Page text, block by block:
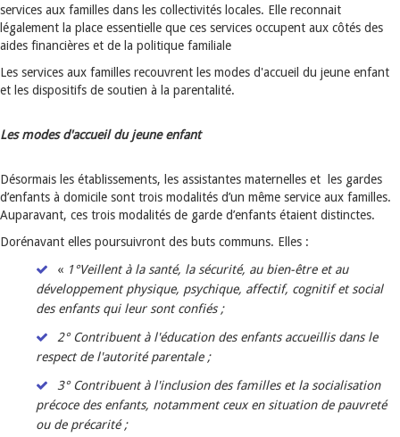
services aux familles dans les collectivités locales. Elle reconnait
légalement la place essentielle que ces services occupent aux côtés des
aides financières et de la politique familiale
Les services aux familles recouvrent les modes d'accueil du jeune enfant
et les dispositifs de soutien à la parentalité.
Les modes d'accueil du jeune enfant
Désormais les établissements, les assistantes maternelles et les gardes
d’enfants à domicile sont trois modalités d’un même service aux familles.
Auparavant, ces trois modalités de garde d’enfants étaient distinctes.
Dorénavant elles poursuivront des buts communs. Elles :
« 1°Veillent à la santé, la sécurité, au bien-être et au
développement physique, psychique, affectif, cognitif et social
des enfants qui leur sont confiés ;
2° Contribuent à l'éducation des enfants accueillis dans le
respect de l'autorité parentale ;
3° Contribuent à l'inclusion des familles et la socialisation
précoce des enfants, notamment ceux en situation de pauvreté
ou de précarité ;